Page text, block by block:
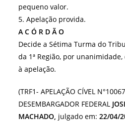
pequeno valor.
5. Apelação provida.
A C Ó R D Ã O
Decide a Sétima Turma do
da 1ª Região, por
à apelação.
(TRF1- APELAÇÃO CÍVEL
DESEMBARGADOR FEDERAL
MACHADO, julgado em: 22/04/